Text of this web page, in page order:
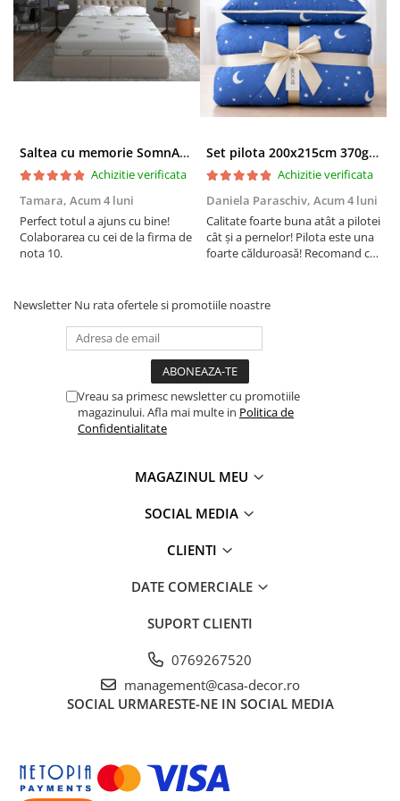
Saltea cu memorie SomnART XXL Memory Plus 160x190, înălțime 25cm, pentru persoane supraponderale, husă Aloe Vera detașabilă, rulată, fermitate mare
Achizitie verificata
Tamara, Acum 4 luni
Perfect totul a ajuns cu bine!
Colaborarea cu cei de la firma de
nota 10.
Set pilota 200x215cm 370g cu 2 perne 50x70,albastru- PLT36
Achizitie verificata
Daniela Paraschiv, Acum 4 luni
Calitate foarte buna atât a pilotei
cât și a pernelor! Pilota este una
foarte călduroasă! Recomand cu
Newsletter Nu rata ofertele si promotiile noastre
Vreau sa primesc newsletter cu promotiile
magazinului. Afla mai multe in Politica de
Confidentialitate
MAGAZINUL MEU
SOCIAL MEDIA
CLIENTI
DATE COMERCIALE
SUPORT CLIENTI
0769267520
management@casa-decor.ro
SOCIAL URMARESTE-NE IN SOCIAL MEDIA